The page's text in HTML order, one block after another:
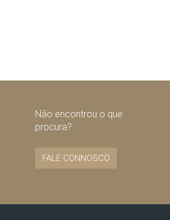
Não encontrou o que
procura?
FALE CONNOSCO